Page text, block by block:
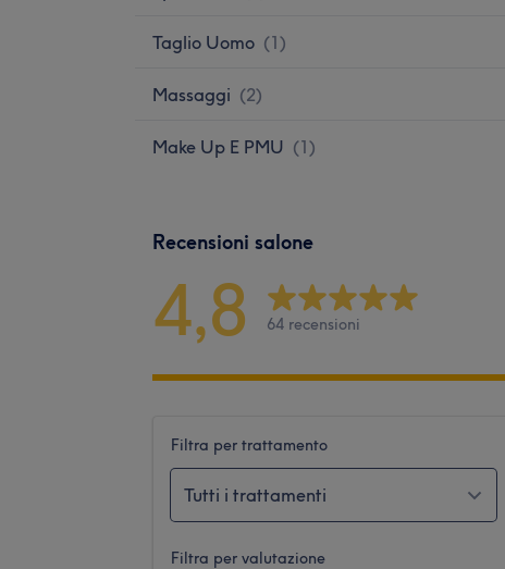
Taglio Uomo (1)
Massaggi (2)
Make Up E PMU (1)
Recensioni salone
4,8 64 recensioni
Filtra per trattamento
Tutti i trattamenti
Filtra per valutazione